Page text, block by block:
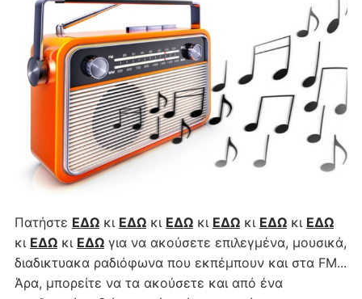
Πατήστε ΕΔΩκι ΕΔΩκι ΕΔΩκι ΕΔΩκι ΕΔΩκι ΕΔΩ
κι ΕΔΩκι ΕΔΩγια να ακούσετε επιλεγμένα, μουσικά,
διαδικτυακα ραδιόφωνα που εκπέμπουν και στα FM...
Άρα, μπορείτε να τα ακούσετε και από ένα